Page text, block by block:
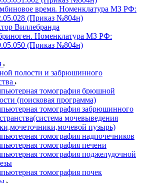
время. Номенклатура МЗ РФ:
(Приказ №804н)
Виллебранда
Номенклатура МЗ РФ:
(Приказ №804н)
полости и забрюшинного
томография брюшной
(поисковая программа)
томография забрюшинного
мочевыведения
пузырь)
томография надпочечников
томография печени
томография поджелудочной
томография почек